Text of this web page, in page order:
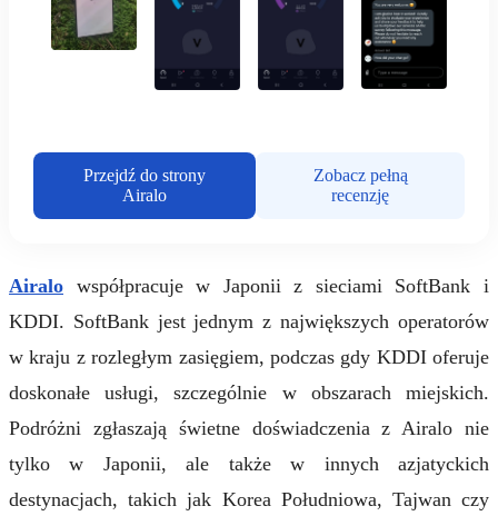
Przejdź do strony
Airalo
Zobacz pełną
recenzję
Airalo współpracuje w Japonii z sieciami SoftBank i
KDDI. SoftBank jest jednym z największych operatorów
w kraju z rozległym zasięgiem, podczas gdy KDDI oferuje
doskonałe usługi, szczególnie w obszarach miejskich.
Podróżni zgłaszają świetne doświadczenia z Airalo nie
tylko w Japonii, ale także w innych azjatyckich
destynacjach, takich jak Korea Południowa, Tajwan czy